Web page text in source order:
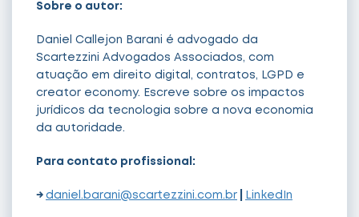
Sobre o autor:
Daniel Callejon Barani é advogado da
Scartezzini Advogados Associados, com
atuação em direito digital, contratos, LGPD e
creator economy. Escreve sobre os impactos
jurídicos da tecnologia sobre a nova economia
da autoridade.
Para contato profissional:
→ daniel.barani@scartezzini.com.br LinkedIn